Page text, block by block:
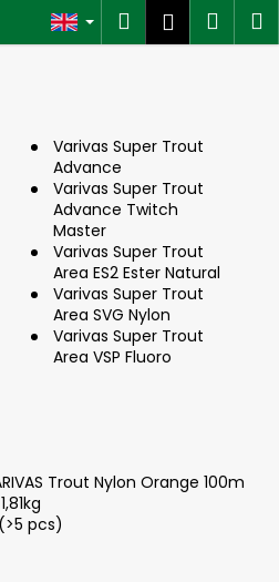
Search
Login
Varivas Super Trout
Advance
Varivas Super Trout
Advance Twitch
Master
Varivas Super Trout
Area ES2 Ester Natural
Varivas Super Trout
Area SVG Nylon
Varivas Super Trout
Area VSP Fluoro
Trout Nylon Orange 100m
(>5 pcs)